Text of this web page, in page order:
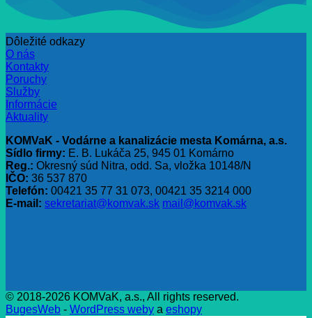
Dôležité odkazy
O nás
Kontakty
Poruchy
Služby
Informácie
Aktuality
KOMVaK - Vodárne a kanalizácie mesta Komárna, a.s.
Sídlo firmy: E. B. Lukáča 25, 945 01 Komárno
Reg.: Okresný súd Nitra, odd. Sa, vložka 10148/N
IČO: 36 537 870
Telefón: 00421 35 77 31 073, 00421 35 3214 000
E-mail: sekretariat@komvak.sk mail@komvak.sk
© 2018-2026 KOMVaK, a.s., All rights reserved.
BugesWeb - WordPress weby a eshopy